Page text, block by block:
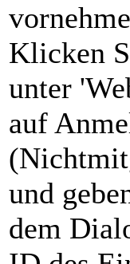
Klicken
unter
auf
und
dem